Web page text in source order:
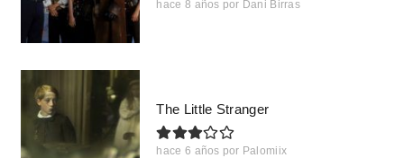
hace 8 años por Dani Birras
The Little Stranger
hace 6 años por Palomiix